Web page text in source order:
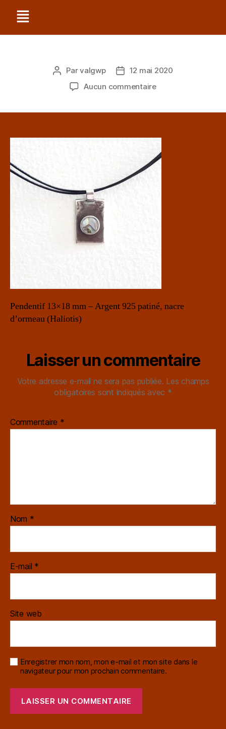
Parvalgwp
12 mai 2020
Aucun commentaire
Pendentif 13×18 mm – Argent 925 patiné, nacre
d’ormeau (Haliotis)
Laisser un commentaire
Votre adresse e-mail ne sera pas publiée. Les champs
obligatoires sont indiqués avec *
Commentaire *
Nom *
E-mail *
Site web
Enregistrer mon nom, mon e-mail et mon site dans le
navigateur pour mon prochain commentaire.